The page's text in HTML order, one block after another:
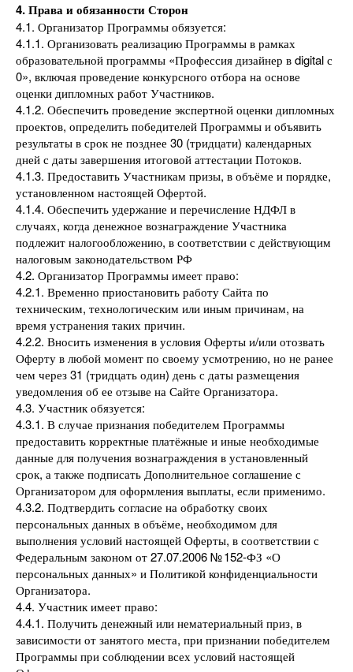
4. Права и обязанности Сторон
4.1. Организатор Программы обязуется:
4.1.1. Организовать реализацию Программы в рамках
образовательной программы «Профессия дизайнер в digital с
0», включая проведение конкурсного отбора на основе
оценки дипломных работ Участников.
4.1.2. Обеспечить проведение экспертной оценки дипломных
проектов, определить победителей Программы и объявить
результаты в срок не позднее 30 (тридцати) календарных
дней с даты завершения итоговой аттестации Потоков.
4.1.3. Предоставить Участникам призы, в объёме и порядке,
установленном настоящей Офертой.
4.1.4. Обеспечить удержание и перечисление НДФЛ в
случаях, когда денежное вознаграждение Участника
подлежит налогообложению, в соответствии с действующим
налоговым законодательством РФ
4.2. Организатор Программы имеет право:
4.2.1. Временно приостановить работу Сайта по
техническим, технологическим или иным причинам, на
время устранения таких причин.
4.2.2. Вносить изменения в условия Оферты и/или отозвать
Оферту в любой момент по своему усмотрению, но не ранее
чем через 31 (тридцать один) день с даты размещения
уведомления об ее отзыве на Сайте Организатора.
4.3. Участник обязуется:
4.3.1. В случае признания победителем Программы
предоставить корректные платёжные и иные необходимые
данные для получения вознаграждения в установленный
срок, а также подписать Дополнительное соглашение с
Организатором для оформления выплаты, если применимо.
4.3.2. Подтвердить согласие на обработку своих
персональных данных в объёме, необходимом для
выполнения условий настоящей Оферты, в соответствии с
Федеральным законом от 27.07.2006 № 152-ФЗ «О
персональных данных» и Политикой конфиденциальности
Организатора.
4.4. Участник имеет право:
4.4.1. Получить денежный или нематериальный приз, в
зависимости от занятого места, при признании победителем
Программы при соблюдении всех условий настоящей